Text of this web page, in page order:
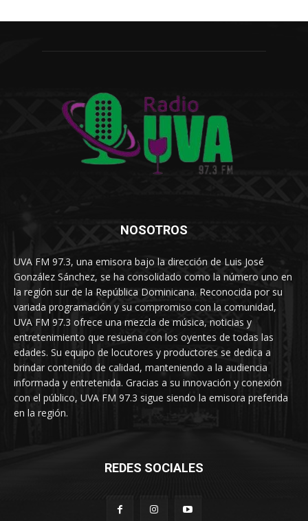
NOSOTROS
UVA FM 97.3, una emisora bajo la dirección de Luis José
González Sánchez, se ha consolidado como la número uno en
la región sur de la República Dominicana. Reconocida por su
variada programación y su compromiso con la comunidad,
UVA FM 97.3 ofrece una mezcla de música, noticias y
entretenimiento que resuena con los oyentes de todas las
edades. Su equipo de locutores y productores se dedica a
brindar contenido de calidad, manteniendo a la audiencia
informada y entretenida. Gracias a su innovación y conexión
con el público, UVA FM 97.3 sigue siendo la emisora preferida
en la región.
REDES SOCIALES